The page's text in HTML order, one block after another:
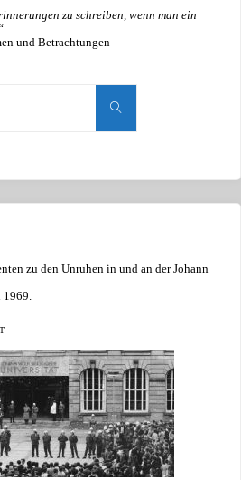
zu schreiben, wenn man ein
und Betrachtungen
Suchen
zu den Unruhen in und an der Johann
1969.